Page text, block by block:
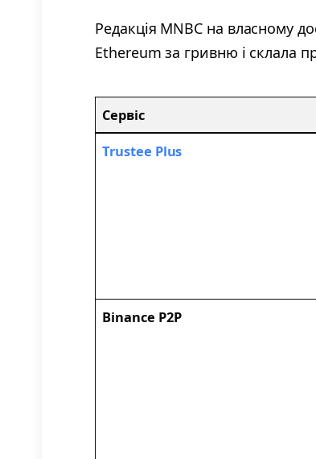
Редакція MNBC на власному
Ethereum за гривню і склала
Сервіс
Trustee Plus
Binance P2P